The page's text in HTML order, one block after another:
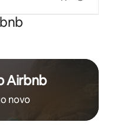
Airbnb
novo